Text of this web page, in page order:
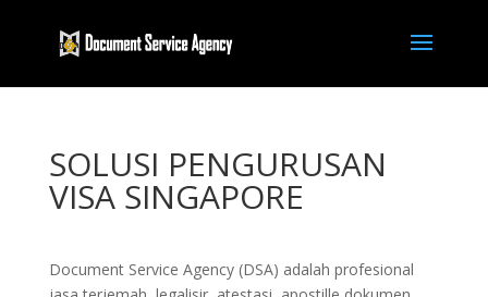
SOLUSI PENGURUSAN
VISA SINGAPORE
Document Service Agency (DSA) adalah profesional